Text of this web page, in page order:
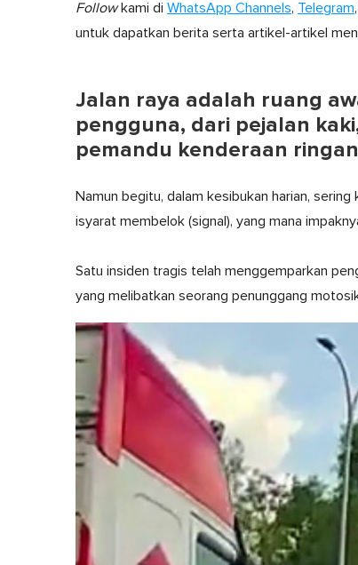
Followkami di WhatsApp Channels, Telegram,
untuk dapatkan berita serta artikel-artikel
Jalan raya adalah ruang
pengguna, dari pejalan
pemandu kenderaan
Namun begitu, dalam kesibukan harian,
isyarat membelok (signal), yang mana
Satu insiden tragis telah menggemparkan
yang melibatkan seorang penunggang